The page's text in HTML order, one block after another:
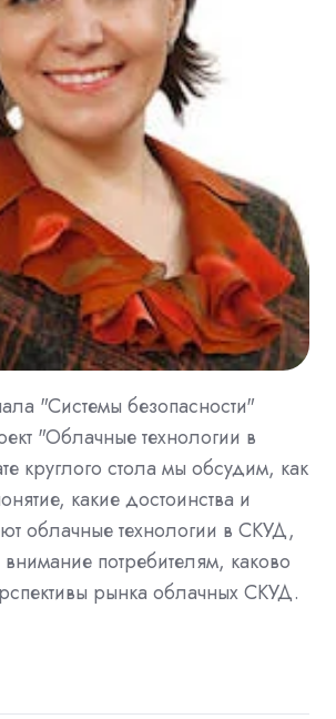
"Системы безопасности"
"Облачные технологии в
круглого стола мы обсудим, как
какие достоинства и
облачные технологии в СКУД,
внимание потребителям, каково
рынка облачных СКУД.